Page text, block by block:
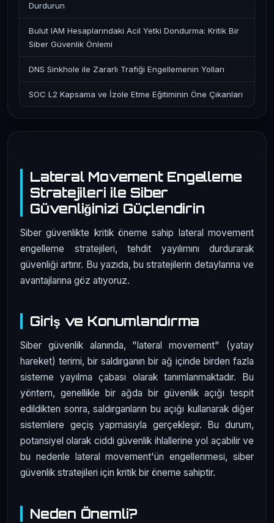
Lateral Movement Engelleme
Stratejileri ile Siber
Güvenliğinizi Güçlendirin
Siber güvenlikte kritik öneme sahip lateral movement
engelleme stratejileri, tehdit yayılımını durdurarak
güvenliği artırır. Bu yazıda, bu stratejilerin detaylarına ve
avantajlarına göz atıyoruz.
Giriş ve Konumlandırma
Siber güvenlik alanında, "lateral movement" (yatay
hareket) terimi, bir saldırganın bir ağ içinde birden fazla
sisteme yayılma çabası olarak tanımlanmaktadır. Bu
yöntem, genellikle bir ağda bir güvenlik açığı tespit
edildikten sonra, saldırganların bu açığı kullanarak diğer
sistemlere geçiş yapmasıyla gerçekleşir. Bu durum,
potansiyel olarak ciddi güvenlik ihlallerine yol açabilir ve
bu nedenle lateral movement'ün engellenmesi, siber
güvenlik stratejileri için kritik bir öneme sahiptir.
Neden Önemli?
Durdurun
Bulut IAM Hesaplarındaki Acil Yetki Dondurma: Kritik Bir
Siber Güvenlik Önlemi
DNS Sinkhole ile Zararlı Trafiği Engellemenin Yolları
SOC L2 Kapsama ve İzole Etme Eğitiminin Öne Çıkanları